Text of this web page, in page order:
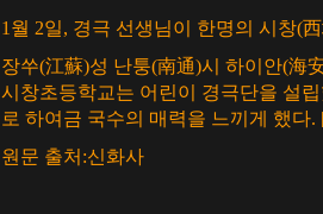
1월 2일, 경극 선생님이 한명의 시창(
장쑤(江蘇)성 난퉁(南通)시 하이안(海
시창초등학교는 어린이 경극단을 설
로 하여금 국수의 매력을 느끼게 했
원문 출처:신화사